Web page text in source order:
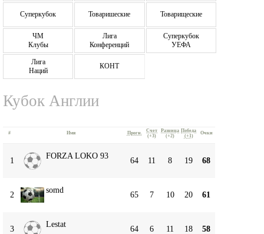
Суперкубок Товаришеские Товарищеские
ЧМ
Клубы
Лига
Конференций
Суперкубок
УЕФА
Лига
Наций
КОНТ
Кубок Англии
# Имя Прогн.
Счет
(+3)
Разница
(+2)
Победа
(+1)
Очки
1 FORZA LOKO 93 64 11 8 19 68
2 somd 65 7 10 20 61
3 Lestat 64 6 11 18 58